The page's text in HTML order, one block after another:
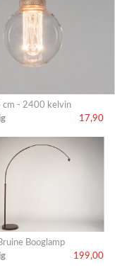
cm - 2400 kelvin
17,90
Booglamp
199,00